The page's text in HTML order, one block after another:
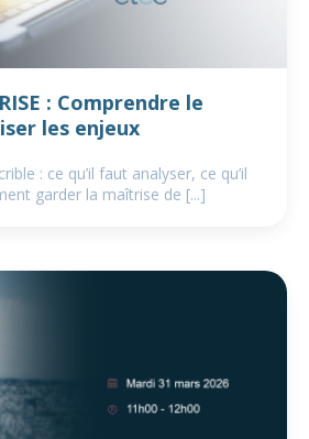
: Comprendre le
les enjeux
: ce qu’il faut analyser, ce qu’il
garder la maîtrise de [...]